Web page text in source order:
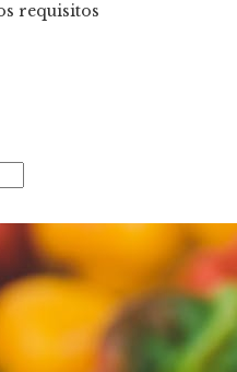
requisitos